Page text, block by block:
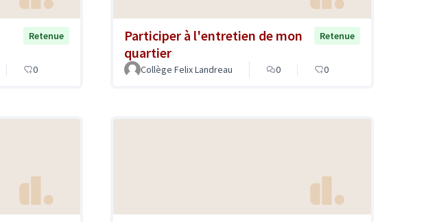
Retenue
0
Participer à l'entretien de mon
quartier
Retenue
Collège Felix Landreau 0 0